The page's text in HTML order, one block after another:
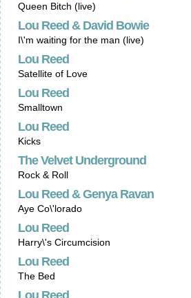
Queen Bitch (live)
Lou Reed & David Bowie
I\'m waiting for the man (live)
Lou Reed
Satellite of Love
Lou Reed
Smalltown
Lou Reed
Kicks
The Velvet Underground
Rock & Roll
Lou Reed & Genya Ravan
Aye Co\'lorado
Lou Reed
Harry\'s Circumcision
Lou Reed
The Bed
Lou Reed